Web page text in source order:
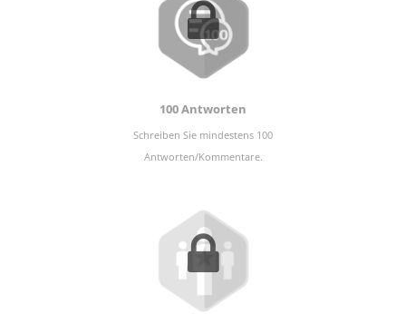
100 Antworten
Schreiben Sie mindestens 100
Antworten/Kommentare.